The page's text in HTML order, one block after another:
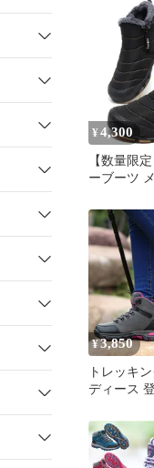
¥ 4,300
【数量限
ーブーツ
水 ブーツ
ーツ トレ
ズ 暖かい
ーツ 防滑
厚底 軽量
通気
¥3,850
トレッキ
ディース
グ 足首保